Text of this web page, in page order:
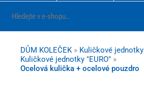
DŮM KOLEČEK» Kuličkové jednotky
Kuličkové jednotky "EURO" »
Ocelová kulička + ocelové pouzdro